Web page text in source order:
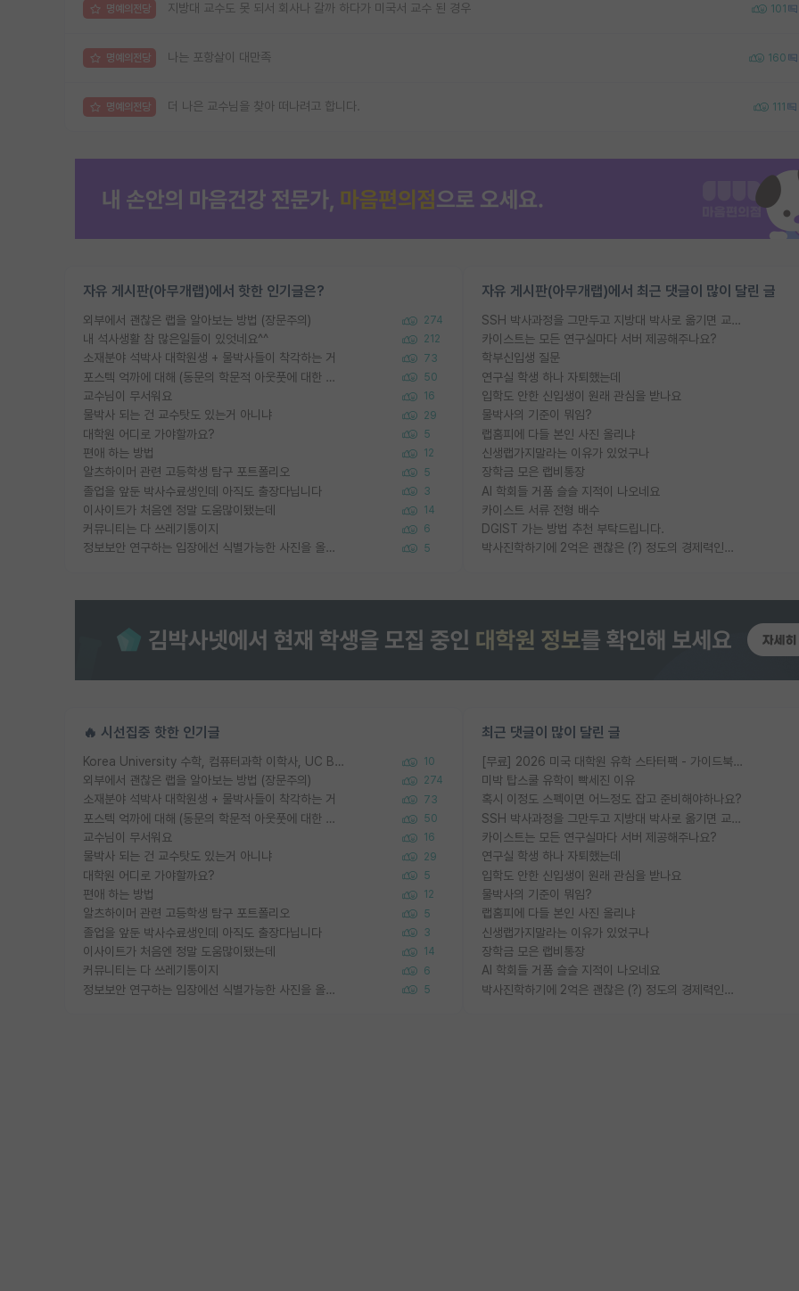
명예의전당 지방대 교수도 못 되서 회사나 갈까 하다가 미국서 교수 된 경우 101
명예의전당 나는 포항살이 대만족 160
명예의전당 더 나은 교수님을 찾아 떠나려고 합니다. 111
자유 게시판(아무개랩)에서 핫한 인기글은?
외부에서 괜찮은 랩을 알아보는 방법 (장문주의) 274
내 석사생활 참 많은일들이 있엇네요^^ 212
소재분야 석박사 대학원생 + 물박사들이 착각하는 거 73
포스텍 억까에 대해 (동문의 학문적 아웃풋에 대한 반박) 50
교수님이 무서워요 16
물박사 되는 건 교수탓도 있는거 아니냐 29
대학원 어디로 가야할까요? 5
편애 하는 방법 12
알츠하이머 관련 고등학생 탐구 포트폴리오 5
졸업을 앞둔 박사수료생인데 아직도 출장다닙니다 3
이사이트가 처음엔 정말 도움많이됐는데 14
커뮤니티는 다 쓰레기통이지 6
정보보안 연구하는 입장에선 식별가능한 사진을 올리는건 비추이긴함 5
자유 게시판(아무개랩)에서 최근 댓글이 많이 달린 글
SSH 박사과정을 그만두고 지방대 박사로 옮기면 교수의 꿈은 끝일까요?
카이스트는 모든 연구실마다 서버 제공해주나요?
학부신입생 질문
연구실 학생 하나 자퇴했는데
입학도 안한 신입생이 원래 관심을 받나요
물박사의 기준이 뭐임?
랩홈피에 다들 본인 사진 올리냐
신생랩가지말라는 이유가 있었구나
장학금 모은 랩비통장
AI 학회들 거품 슬슬 지적이 나오네요
카이스트 서류 전형 배수
DGIST 가는 방법 추천 부탁드립니다.
박사진학하기에 2억은 괜찮은 (?) 정도의 경제력인가요
🔥 시선집중 핫한 인기글
Korea University 수학, 컴퓨터과학 이학사, UC Berkeley 산업공학 대학원 공학박사가 되는 것은 쉽지 않겠죠? 10
외부에서 괜찮은 랩을 알아보는 방법 (장문주의) 274
소재분야 석박사 대학원생 + 물박사들이 착각하는 거 73
포스텍 억까에 대해 (동문의 학문적 아웃풋에 대한 반박) 50
교수님이 무서워요 16
물박사 되는 건 교수탓도 있는거 아니냐 29
대학원 어디로 가야할까요? 5
편애 하는 방법 12
알츠하이머 관련 고등학생 탐구 포트폴리오 5
졸업을 앞둔 박사수료생인데 아직도 출장다닙니다 3
이사이트가 처음엔 정말 도움많이됐는데 14
커뮤니티는 다 쓰레기통이지 6
정보보안 연구하는 입장에선 식별가능한 사진을 올리는건 비추이긴함 5
최근 댓글이 많이 달린 글
[무료] 2026 미국 대학원 유학 스타터팩 - 가이드북 & 합격자 컨택메일 템플릿
미박 탑스쿨 유학이 빡세진 이유
혹시 이정도 스펙이면 어느정도 잡고 준비해야하나요?
SSH 박사과정을 그만두고 지방대 박사로 옮기면 교수의 꿈은 끝일까요?
카이스트는 모든 연구실마다 서버 제공해주나요?
연구실 학생 하나 자퇴했는데
입학도 안한 신입생이 원래 관심을 받나요
물박사의 기준이 뭐임?
랩홈피에 다들 본인 사진 올리냐
신생랩가지말라는 이유가 있었구나
장학금 모은 랩비통장
AI 학회들 거품 슬슬 지적이 나오네요
박사진학하기에 2억은 괜찮은 (?) 정도의 경제력인가요